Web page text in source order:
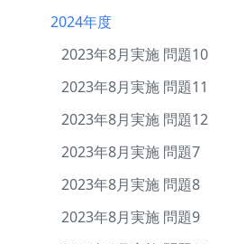
2024年度
2023年8月実施 問題10
2023年8月実施 問題11
2023年8月実施 問題12
2023年8月実施 問題7
2023年8月実施 問題8
2023年8月実施 問題9